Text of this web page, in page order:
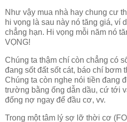
Như vậy mua nhà hay chung cư
hi vọng là sau này nó tăng giá, ví
chẳng hạn. Hi vọng mỗi năm nó
VỌNG!
Chúng ta thậm chí còn chẳng có
đang sốt đất sốt cát, báo chí bơm
Chúng ta còn nghe nói tiền đang
trường bằng ống dẫn dầu, cứ tới
đống nợ ngay để đầu cơ, vv.
Trong một tâm lý sợ lỡ thời cơ